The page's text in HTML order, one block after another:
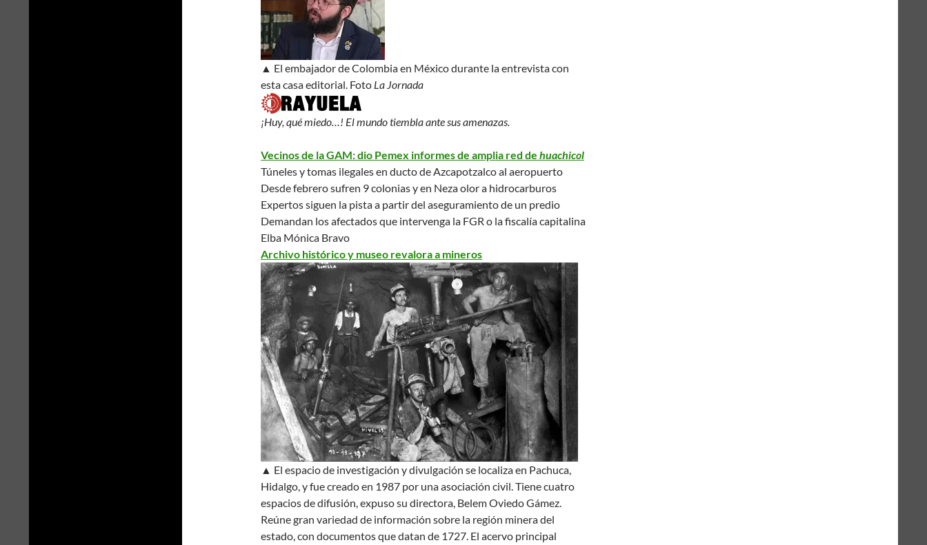
▲ El embajador de Colombia en México durante la entrevista con
esta casa editorial. Foto La Jornada
¡Huy, qué miedo…! El mundo tiembla ante sus amenazas.
Vecinos de la GAM: dio Pemex informes de amplia red de huachicol
Túneles y tomas ilegales en ducto de Azcapotzalco al aeropuerto
Desde febrero sufren 9 colonias y en Neza olor a hidrocarburos
Expertos siguen la pista a partir del aseguramiento de un predio
Demandan los afectados que intervenga la FGR o la fiscalía capitalina
Elba Mónica Bravo
Archivo histórico y museo revalora a mineros
▲ El espacio de investigación y divulgación se localiza en Pachuca,
Hidalgo, y fue creado en 1987 por una asociación civil. Tiene cuatro
espacios de difusión, expuso su directora, Belem Oviedo Gámez.
Reúne gran variedad de información sobre la región minera del
estado, con documentos que datan de 1727. El acervo principal